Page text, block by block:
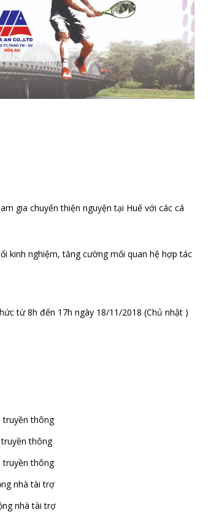
gia chuyến thiện nguyện tại Huế với các cá
kinh nghiệm, tăng cường mối quan hệ hợp tác
từ 8h đến 17h ngày 18/11/2018 (Chủ nhật )
thông
thông
thông
tài trợ
tài trợ